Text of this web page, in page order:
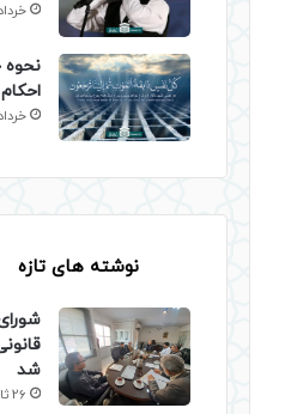
خرداد 17,
خرداد 9,
نوشته های تازه
شد
26 ثانیه پیش